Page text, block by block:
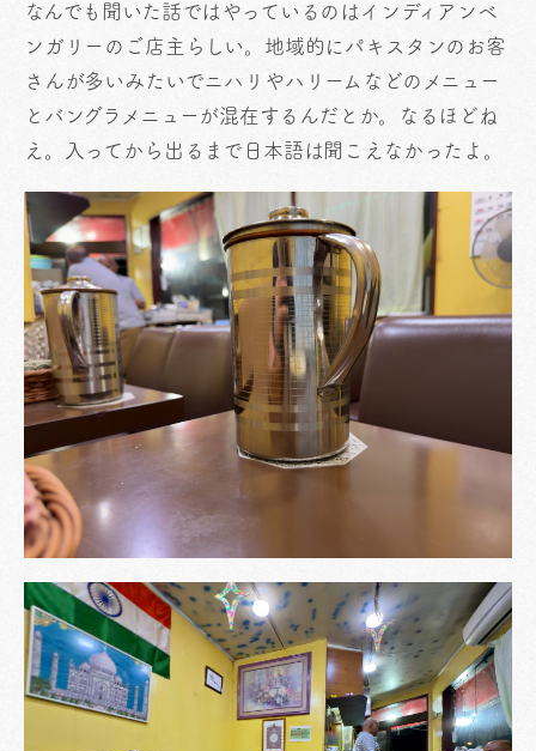
なんでも聞いた話ではやっているのはインディアンベ
ンガリーのご店主らしい。地域的にパキスタンのお客
さんが多いみたいでニハリやハリームなどのメニュー
とバングラメニューが混在するんだとか。なるほどね
え。入ってから出るまで日本語は聞こえなかったよ。